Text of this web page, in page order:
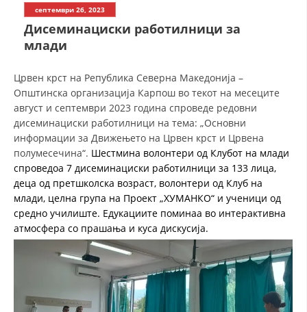
ДЕЈСТВУВАЊЕ
ПРИРАЧНИЦИ
СТРАТЕГИИ
ЕДУКАТИВНО ИНФОРМАТИВНИ МАТЕРИЈАЛИ
ПОСТЕРИ
ПРЕЗЕНТАЦИИ
септември 26, 2023
Дисеминациски работилници за
млади
Црвен крст на Република Северна Македонија –
Општинска организација Карпош во текот на месеците
август и септември 2023 година спроведе редовни
дисеминациски работилници на тема: „Основни
информации за Движењето на Црвен крст и Црвена
полумесечина“. Шестмина волонтери од Клубот на млади
спроведоа 7 дисеминациски работилници за 133 лица,
деца од претшколска возраст, волонтери од Клуб на
млади, целна група на Проект „ХУМАНКО“ и ученици од
средно училиште. Едукациите поминаа во интерактивна
атмосфера со прашања и куса дискусија.